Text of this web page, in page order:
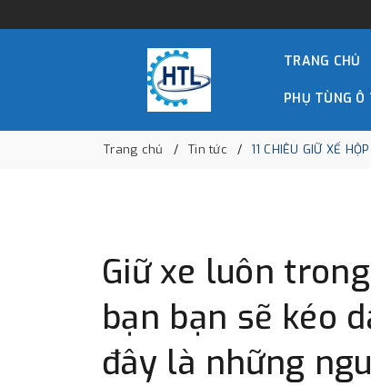
TRANG CHỦ
PHỤ TÙNG Ô
Trang chủ Tin tức 11 CHIÊU GIỮ XẾ
Giữ xe luôn
bạn bạn sẽ kéo
đây là những